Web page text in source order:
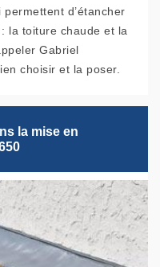
d’étancher
la toiture chaude et la
Gabriel
choisir et la poser.
la mise en